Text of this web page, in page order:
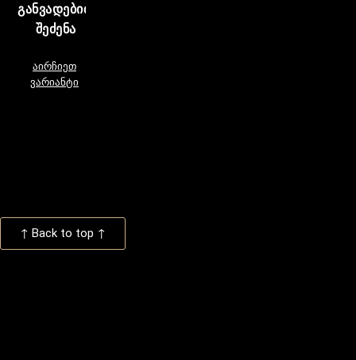
ᲒᲐᲜᲕᲐᲓᲔᲑᲘᲗ
ᲨᲔᲫᲔᲜᲐ
აირჩიეთ
ვარიანტი
↑ Back to top ↑